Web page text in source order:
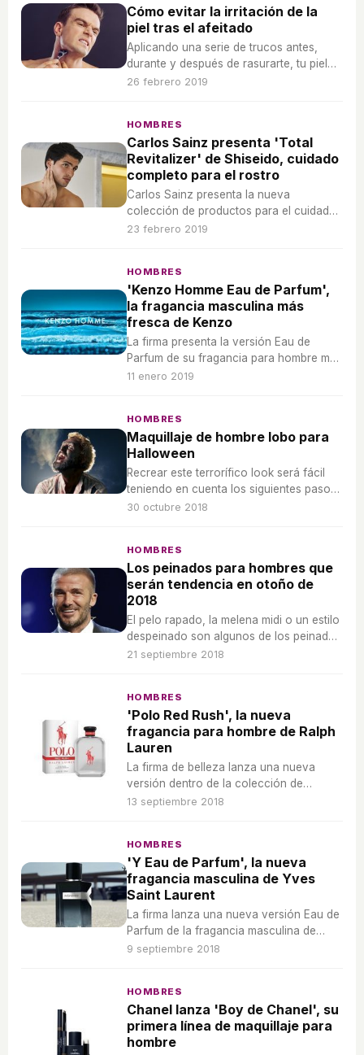
Cómo evitar la irritación de la
piel tras el afeitado
Aplicando una serie de trucos antes,
durante y después de rasurarte, tu piel
no sufrirá tanto las consecuencias de
26 febrero 2019
HOMBRES
Carlos Sainz presenta 'Total
Revitalizer' de Shiseido, cuidado
completo para el rostro
Carlos Sainz presenta la nueva
colección de productos para el cuidado
del rostro masculino más completo de
23 febrero 2019
HOMBRES
'Kenzo Homme Eau de Parfum',
la fragancia masculina más
fresca de Kenzo
La firma presenta la versión Eau de
Parfum de su fragancia para hombre más
fresca y acuática.
11 enero 2019
HOMBRES
Maquillaje de hombre lobo para
Halloween
Recrear este terrorífico look será fácil
teniendo en cuenta los siguientes pasos
que harán que el maquillaje no pase
30 octubre 2018
HOMBRES
Los peinados para hombres que
serán tendencia en otoño de
2018
El pelo rapado, la melena midi o un estilo
despeinado son algunos de los peinados
para hombre que se convertirán en
21 septiembre 2018
HOMBRES
'Polo Red Rush', la nueva
fragancia para hombre de Ralph
Lauren
La firma de belleza lanza una nueva
versión dentro de la colección de
fragancias para hombre 'Polo Red'.
13 septiembre 2018
HOMBRES
'Y Eau de Parfum', la nueva
fragancia masculina de Yves
Saint Laurent
La firma lanza una nueva versión Eau de
Parfum de la fragancia masculina de
2017 'Y'
9 septiembre 2018
HOMBRES
Chanel lanza 'Boy de Chanel', su
primera línea de maquillaje para
hombre